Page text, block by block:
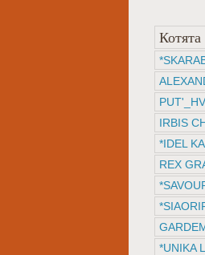
Котята
IRBIS
*IDEL
REX
*UNIKA